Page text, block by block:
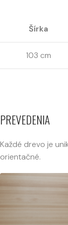
Šírka
103 cm
PREVEDENIA
Každé drevo je
orientačné.